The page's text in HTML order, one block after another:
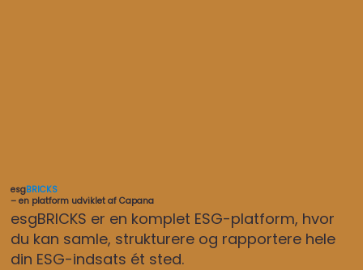
esgBRICKS
– en platform udviklet af Capana
esgBRICKS er en komplet ESG-platform, hvor
du kan samle, strukturere og rapportere hele
din ESG-indsats ét sted.